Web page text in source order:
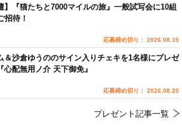
】『猫たちと7000マイルの旅』一般試写会に10組
招待！
応募締め切り： 2026.08.15
＆沙倉ゆうののサイン入りチェキを1名様にプレゼ
心配無用ノ介 天下御免』
応募締め切り： 2026.08.20
プレゼント記事一覧